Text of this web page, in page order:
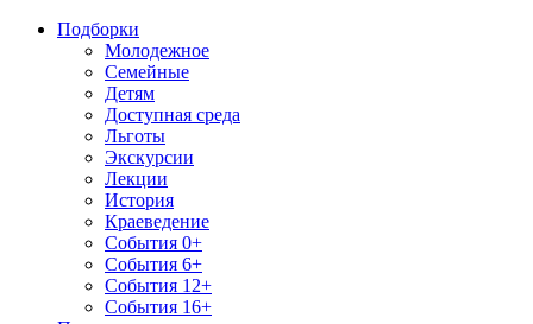
Подборки
Молодежное
Семейные
Детям
Доступная среда
Льготы
Экскурсии
Лекции
История
Краеведение
События 0+
События 6+
События 12+
События 16+